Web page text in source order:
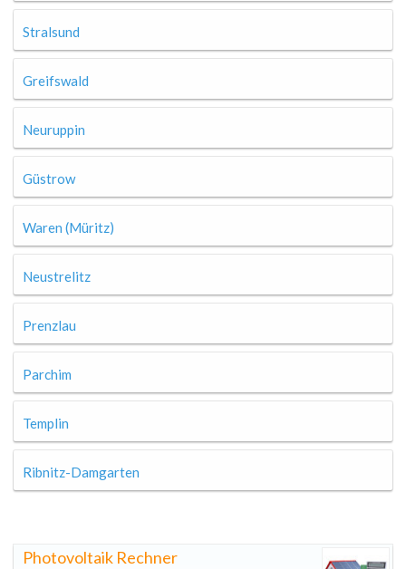
Stralsund
Greifswald
Neuruppin
Güstrow
Waren (Müritz)
Neustrelitz
Prenzlau
Parchim
Templin
Ribnitz-Damgarten
Photovoltaik Rechner